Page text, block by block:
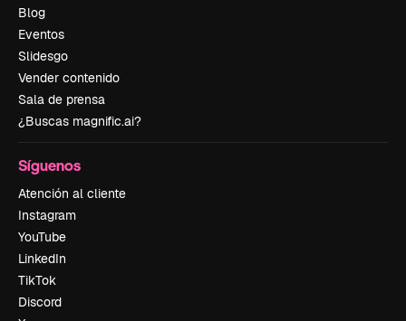
Blog
Eventos
Slidesgo
Vender contenido
Sala de prensa
¿Buscas magnific.ai?
Síguenos
Atención al cliente
Instagram
YouTube
LinkedIn
TikTok
Discord